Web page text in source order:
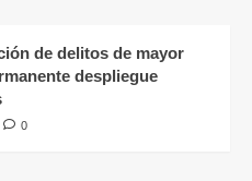
de delitos de mayor
despliegue
0